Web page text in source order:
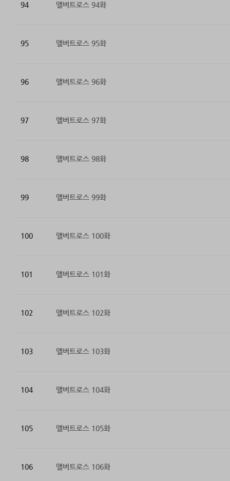
94 앨버트로스 94화
95 앨버트로스 95화
96 앨버트로스 96화
97 앨버트로스 97화
98 앨버트로스 98화
99 앨버트로스 99화
100 앨버트로스 100화
101 앨버트로스 101화
102 앨버트로스 102화
103 앨버트로스 103화
104 앨버트로스 104화
105 앨버트로스 105화
106 앨버트로스 106화